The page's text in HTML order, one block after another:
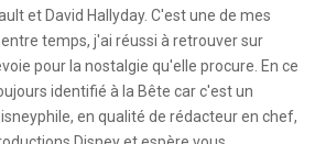
et David Hallyday. C'est une de mes
temps, j'ai réussi à retrouver sur
pour la nostalgie qu'elle procure. En ce
identifié à la Bête car c'est un
en qualité de rédacteur en chef,